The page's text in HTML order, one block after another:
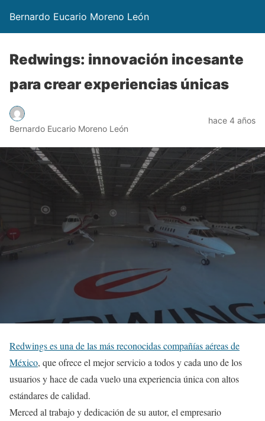
Bernardo Eucario Moreno León
Redwings: innovación incesante
para crear experiencias únicas
Bernardo Eucario Moreno León
hace 4 años
Redwings es una de las más reconocidas compañías aéreas de
México, que ofrece el mejor servicio a todos y cada uno de los
usuarios y hace de cada vuelo una experiencia única con altos
estándares de calidad.
Merced al trabajo y dedicación de su autor, el empresario